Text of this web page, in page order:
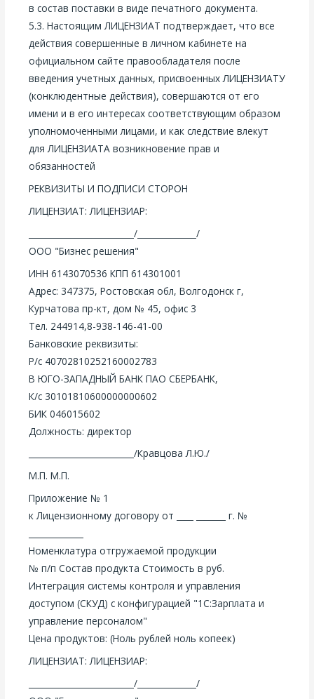
в состав поставки в виде печатного документа.
5.3. Настоящим ЛИЦЕНЗИАТ подтверждает, что все
действия совершенные в личном кабинете на
официальном сайте правообладателя после
введения учетных данных, присвоенных ЛИЦЕНЗИАТУ
(конклюдентные действия), совершаются от его
имени и в его интересах соответствующим образом
уполномоченными лицами, и как следствие влекут
для ЛИЦЕНЗИАТА возникновение прав и
обязанностей
РЕКВИЗИТЫ И ПОДПИСИ СТОРОН
ЛИЦЕНЗИАТ: ЛИЦЕНЗИАР:
_________________________/______________/
ООО "Бизнес решения"
ИНН 6143070536 КПП 614301001
Адрес: 347375, Ростовская обл, Волгодонск г,
Курчатова пр-кт, дом № 45, офис 3
Тел. 244914,8-938-146-41-00
Банковские реквизиты:
Р/с 40702810252160002783
В ЮГО-ЗАПАДНЫЙ БАНК ПАО СБЕРБАНК,
К/с 30101810600000000602
БИК 046015602
Должность: директор
_________________________/Кравцова Л.Ю./
М.П. М.П.
Приложение № 1
к Лицензионному договору от ____ _______ г. №
Номенклатура отгружаемой продукции
№ п/п Состав продукта Стоимость в руб.
Интеграция системы контроля и управления
доступом (СКУД) с конфигурацией "1С:Зарплата и
управление персоналом"
Цена продуктов: (Ноль рублей ноль копеек)
ЛИЦЕНЗИАТ: ЛИЦЕНЗИАР:
_________________________/______________/